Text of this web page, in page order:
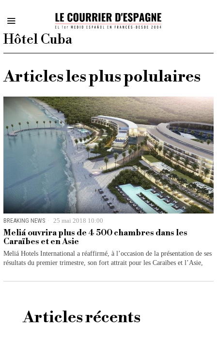
Hôtel Cuba
Articles les plus polulaires
BREAKING NEWS 25 mai 2018 10:00
Meliá ouvrira plus de 4 500 chambres dans les
Caraïbes et en Asie
Meliá Hotels International a réaffirmé, à l’occasion de la présentation de ses
résultats du premier trimestre, son fort attrait pour les Caraïbes et l’Asie,
Articles récents